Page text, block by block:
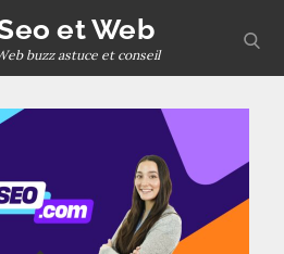
et Web
buzz astuce et conseil